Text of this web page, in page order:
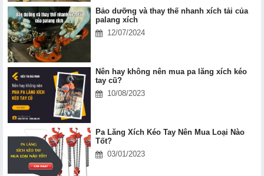
Bảo dưỡng và thay thế nhanh xích tải của
palang xích
12/07/2024
Nên hay không nên mua pa lăng xích kéo
tay cũ?
10/08/2023
Pa Lăng Xích Kéo Tay Nên Mua Loại Nào
Tốt?
03/01/2023